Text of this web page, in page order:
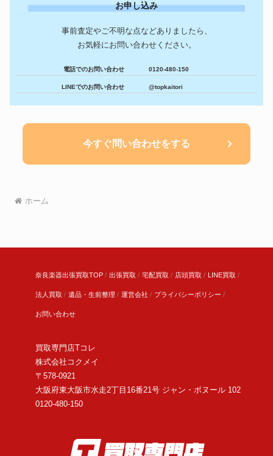
お申し込み
事前査定やご不明な点などありましたら、
お気軽にお問い合わせください。
電話でのお問い合わせ 0120-480-150
LINEでのお問い合わせ @topkaitori
今すぐ問い合わせをする
ホーム
奈良楽器出張買取TOP 出張買取 宅配買取 店頭買取 LINE買取
法人買取 遺品・生前整理 運営会社 プライバシーポリシー
お問い合わせ
買取専門店Tコレ
株式会社コクメイ
〒578-0921
大阪府東大阪市水走2丁目16番21号 ジャン・ボヌール 102
0120-480-150